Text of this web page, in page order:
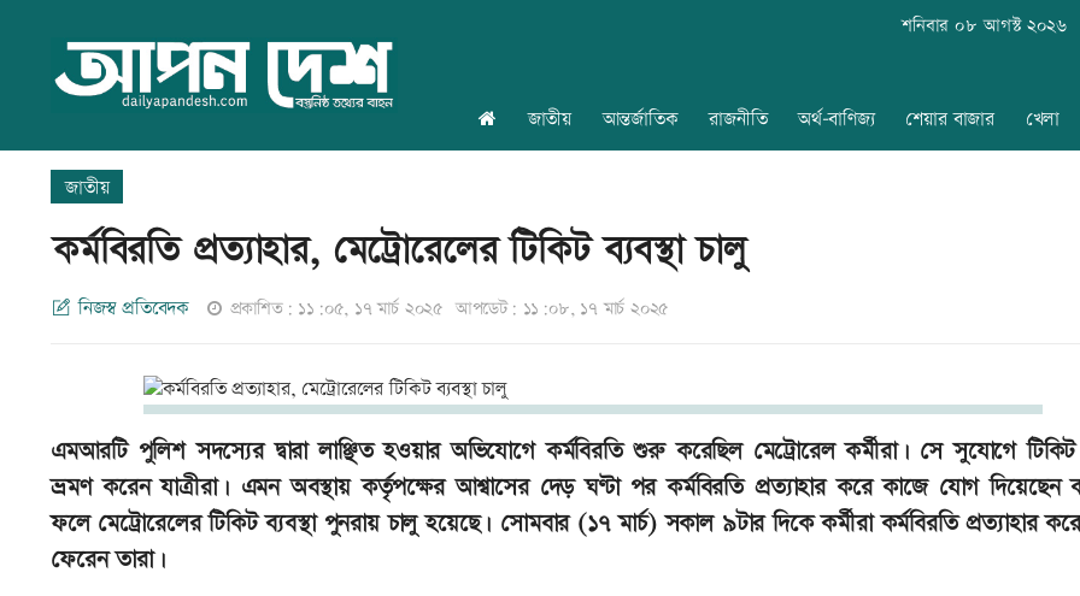
শনিবার ০৮ আগস্ট ২০২৬
জাতীয় আন্তর্জাতিক রাজনীতি অর্থ-বাণিজ্য শেয়ার বাজার খেলা
জাতীয়
কর্মবিরতি প্রত্যাহার, মেট্রোরেলের টিকিট ব্যবস্থা চালু
নিজস্ব প্রতিবেদক প্রকাশিত: ১১:০৫, ১৭ মার্চ ২০২৫ আপডেট: ১১:০৮, ১৭ মার্চ ২০২৫
এমআরটি পুলিশ সদস্যের দ্বারা লাঞ্ছিত হওয়ার অভিযোগে কর্মবিরতি শুরু করেছিল মেট্রোরেল কর্মীরা। সে সুযোগে টিকিট
ভ্রমণ করেন যাত্রীরা। এমন অবস্থায় কর্তৃপক্ষের আশ্বাসের দেড় ঘণ্টা পর কর্মবিরতি প্রত্যাহার করে কাজে যোগ দিয়েছেন
ফলে মেট্রোরেলের টিকিট ব্যবস্থা পুনরায় চালু হয়েছে। সোমবার (১৭ মার্চ) সকাল ৯টার দিকে কর্মীরা কর্মবিরতি প্রত্যাহার
ফেরেন তারা।